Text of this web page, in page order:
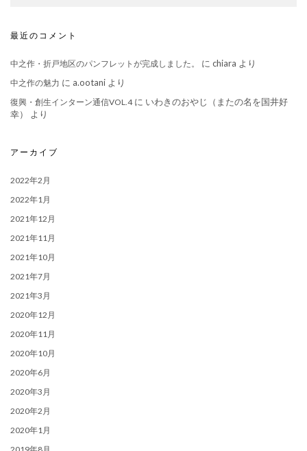
最近のコメント
中之作・折戸地区のパンフレットが完成しました。 に chiara より
中之作の魅力 に a.ootani より
復興・創生インターン通信VOL.4に いわきのおやじ（またの名を国井好
幸）
より
アーカイブ
2022年2月
2022年1月
2021年12月
2021年11月
2021年10月
2021年7月
2021年3月
2020年12月
2020年11月
2020年10月
2020年6月
2020年3月
2020年2月
2020年1月